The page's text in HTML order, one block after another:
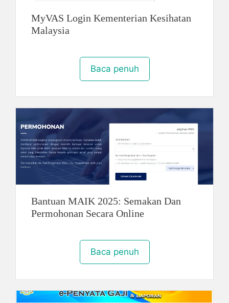
MyVAS Login Kementerian Kesihatan
Malaysia
Baca penuh
Bantuan MAIK 2025: Semakan Dan
Permohonan Secara Online
Baca penuh